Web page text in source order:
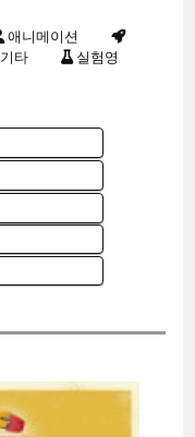
애니메이션
기타
실험영